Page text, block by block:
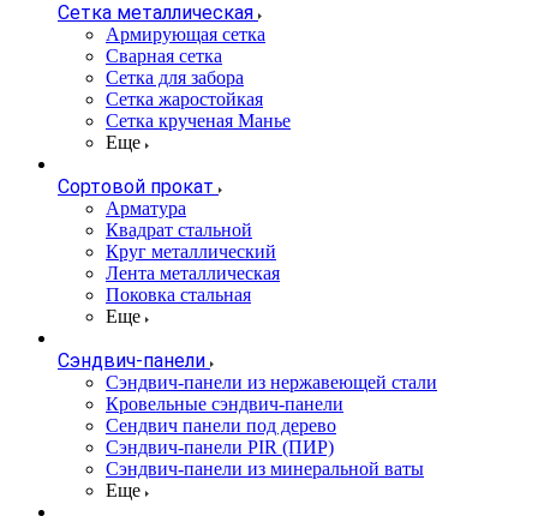
Сетка металлическая
Армирующая сетка
Сварная сетка
Сетка для забора
Сетка жаростойкая
Сетка крученая Манье
Еще
Сортовой прокат
Арматура
Квадрат стальной
Круг металлический
Лента металлическая
Поковка стальная
Еще
Сэндвич-панели
Cэндвич-панели из нержавеющей стали
Кровельные сэндвич-панели
Сендвич панели под дерево
Сэндвич-панели PIR (ПИР)
Сэндвич-панели из минеральной ваты
Еще